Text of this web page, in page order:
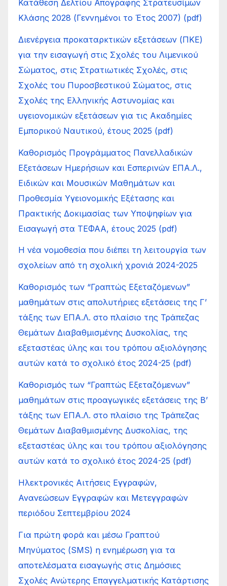
Κατάθεση Δελτίου Απογραφής Στρατευσίμων
Κλάσης 2028 (Γεννημένοι το Έτος 2007) (pdf)
Διενέργεια προκαταρκτικών εξετάσεων (ΠΚΕ)
για την εισαγωγή στις Σχολές του Λιμενικού
Σώματος, στις Στρατιωτικές Σχολές, στις
Σχολές του Πυροσβεστικού Σώματος, στις
Σχολές της Ελληνικής Αστυνομίας και
υγειονομικών εξετάσεων για τις Ακαδημίες
Εμπορικού Ναυτικού, έτους 2025 (pdf)
Καθορισμός Προγράμματος Πανελλαδικών
Εξετάσεων Ημερήσιων και Εσπερινών ΕΠΑ.Λ.,
Ειδικών και Μουσικών Μαθημάτων και
Προθεσμία Υγειονομικής Εξέτασης και
Πρακτικής Δοκιμασίας των Υποψηφίων για
Εισαγωγή στα ΤΕΦΑΑ, έτους 2025 (pdf)
Η νέα νομοθεσία που διέπει τη λειτουργία των
σχολείων από τη σχολική χρονιά 2024-2025
Καθορισμός των “Γραπτώς Εξεταζόμενων”
μαθημάτων στις απολυτήριες εξετάσεις της Γ’
τάξης των ΕΠΑ.Λ. στο πλαίσιο της Τράπεζας
Θεμάτων Διαβαθμισμένης Δυσκολίας, της
εξεταστέας ύλης και του τρόπου αξιολόγησης
αυτών κατά το σχολικό έτος 2024-25 (pdf)
Καθορισμός των “Γραπτώς Εξεταζόμενων”
μαθημάτων στις προαγωγικές εξετάσεις της Β’
τάξης των ΕΠΑ.Λ. στο πλαίσιο της Τράπεζας
Θεμάτων Διαβαθμισμένης Δυσκολίας, της
εξεταστέας ύλης και του τρόπου αξιολόγησης
αυτών κατά το σχολικό έτος 2024-25 (pdf)
Ηλεκτρονικές Αιτήσεις Εγγραφών,
Ανανεώσεων Εγγραφών και Μετεγγραφών
περιόδου Σεπτεμβρίου 2024
Για πρώτη φορά και μέσω Γραπτού
Μηνύματος (SMS) η ενημέρωση για τα
αποτελέσματα εισαγωγής στις Δημόσιες
Σχολές Ανώτερης Επαγγελματικής Κατάρτισης